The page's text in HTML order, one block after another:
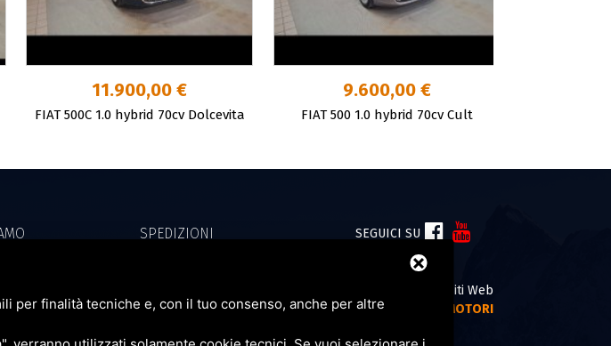
11.900,00 €
FIAT 500C 1.0 hybrid 70cv Dolcevita
9.600,00 €
FIAT 500 1.0 hybrid 70cv Cult
DI RECESSO
SPEDIZIONI
PRIVACY POLICY
COOKIE POLICY
SEGUICI SU
Realizzazione Siti Web
by
TOPSUIMOTORI
per finalità tecniche e, con il tuo consenso, anche per altre